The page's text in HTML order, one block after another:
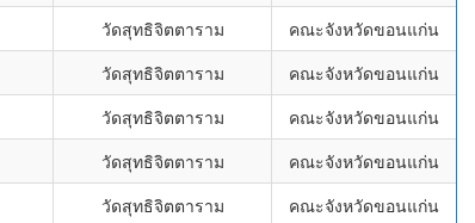
วัดสุทธิจิตตาราม
คณะจังหวัดขอนแก่น
วัดสุทธิจิตตาราม
คณะจังหวัดขอนแก่น
วัดสุทธิจิตตาราม
คณะจังหวัดขอนแก่น
วัดสุทธิจิตตาราม
คณะจังหวัดขอนแก่น
วัดสุทธิจิตตาราม
คณะจังหวัดขอนแก่น